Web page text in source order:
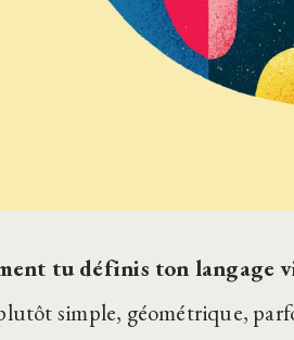
tu définis ton langage
simple, géométrique,